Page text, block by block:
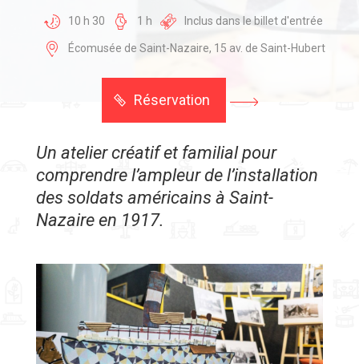
10 h 30 1 h Inclus dans le billet d'entrée
Écomusée de Saint-Nazaire, 15 av. de Saint-Hubert
Réservation
Un atelier créatif et familial pour
comprendre l’ampleur de l’installation
des soldats américains à Saint-
Nazaire en 1917.